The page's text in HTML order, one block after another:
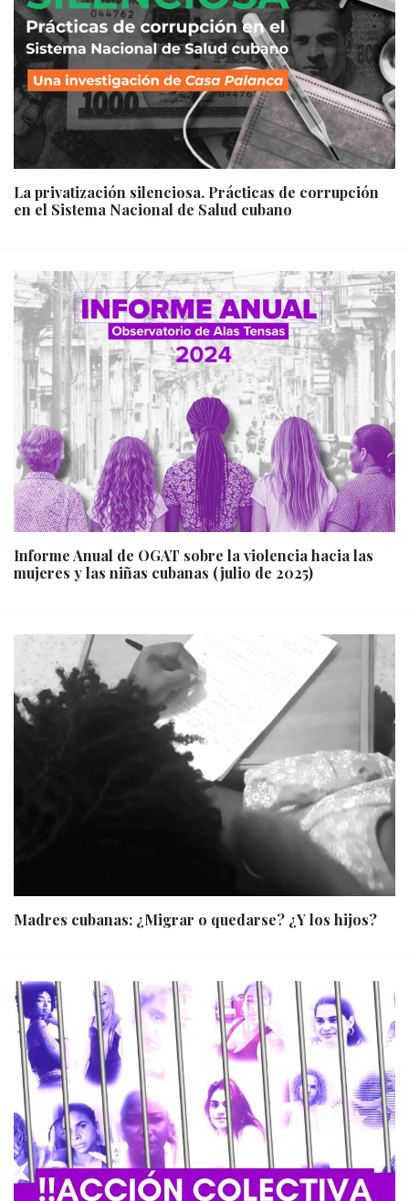
La privatización silenciosa. Prácticas de corrupción
en el Sistema Nacional de Salud cubano
Informe Anual de OGAT sobre la violencia hacia las
mujeres y las niñas cubanas (julio de 2025)
Madres cubanas: ¿Migrar o quedarse? ¿Y los hijos?